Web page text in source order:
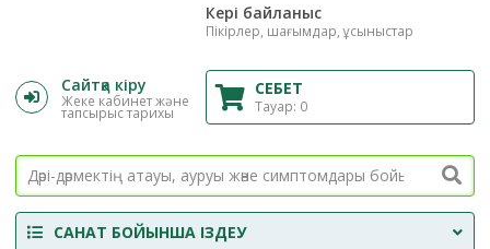
Кері байланыс
Пікірлер, шағымдар, ұсыныстар
Сайтқа кіру
Жеке кабинет және
тапсырыс тарихы
СЕБЕТ
Тауар: 0
САНАТ БОЙЫНША ІЗДЕУ